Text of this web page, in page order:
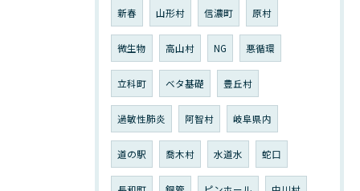
新春 山形村 信濃町 原村
微生物 高山村 NG 悪循環
立科町 ベタ基礎 豊丘村
過敏性肺炎 阿智村 岐阜県内
道の駅 喬木村 水道水 蛇口